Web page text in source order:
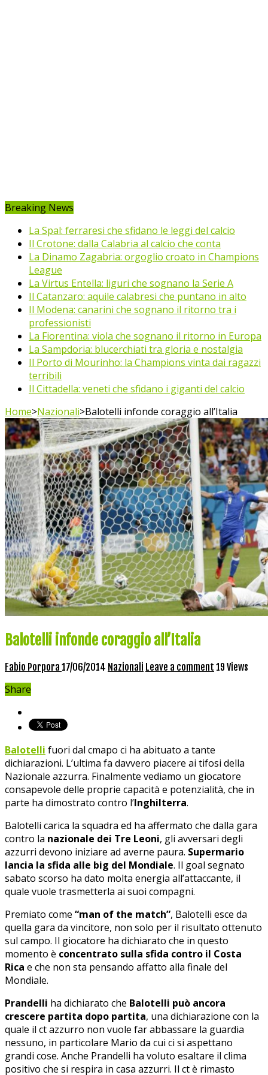
Breaking News
La Spal: ferraresi che sfidano le leggi del calcio
Il Crotone: dalla Calabria al calcio che conta
La Dinamo Zagabria: orgoglio croato in Champions
League
La Virtus Entella: liguri che sognano la Serie A
Il Catanzaro: aquile calabresi che puntano in alto
Il Modena: canarini che sognano il ritorno tra i
professionisti
La Fiorentina: viola che sognano il ritorno in Europa
La Sampdoria: blucerchiati tra gloria e nostalgia
Il Porto di Mourinho: la Champions vinta dai ragazzi
terribili
Il Cittadella: veneti che sfidano i giganti del calcio
Home>Nazionali>Balotelli infonde coraggio all’Italia
Balotelli infonde coraggio all’Italia
Fabio Porpora 17/06/2014 Nazionali Leave a comment 19 Views
Share
Balotelli fuori dal cmapo ci ha abituato a tante
dichiarazioni. L’ultima fa davvero piacere ai tifosi della
Nazionale azzurra. Finalmente vediamo un giocatore
consapevole delle proprie capacità e potenzialità, che in
parte ha dimostrato contro l’Inghilterra.
Balotelli carica la squadra ed ha affermato che dalla gara
contro la nazionale dei Tre Leoni, gli avversari degli
azzurri devono iniziare ad averne paura. Supermario
lancia la sfida alle big del Mondiale. Il goal segnato
sabato scorso ha dato molta energia all’attaccante, il
quale vuole trasmetterla ai suoi compagni.
Premiato come “man of the match”, Balotelli esce da
quella gara da vincitore, non solo per il risultato ottenuto
sul campo. Il giocatore ha dichiarato che in questo
momento è concentrato sulla sfida contro il Costa
Rica e che non sta pensando affatto alla finale del
Mondiale.
Prandelli ha dichiarato che Balotelli può ancora
crescere partita dopo partita, una dichiarazione con la
quale il ct azzurro non vuole far abbassare la guardia
nessuno, in particolare Mario da cui ci si aspettano
grandi cose. Anche Prandelli ha voluto esaltare il clima
positivo che si respira in casa azzurri. Il ct è rimasto